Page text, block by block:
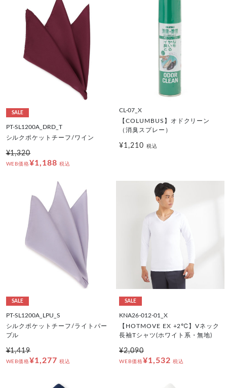
SALE
PT-SL1200A_DRD_T
シルクポケットチーフ/ワイン
¥1,320
WEB価格¥1,188 税込
CL-07_X
【COLUMBUS】オドクリーン
（消臭スプレー）
¥1,210 税込
SALE
PT-SL1200A_LPU_S
シルクポケットチーフ/ライトパー
プル
¥1,419
WEB価格¥1,277 税込
SALE
KNA26-012-01_X
【HOTMOVE EX +2℃】Vネック
長袖Tシャツ(ホワイト系・無地)
¥2,090
WEB価格¥1,532 税込